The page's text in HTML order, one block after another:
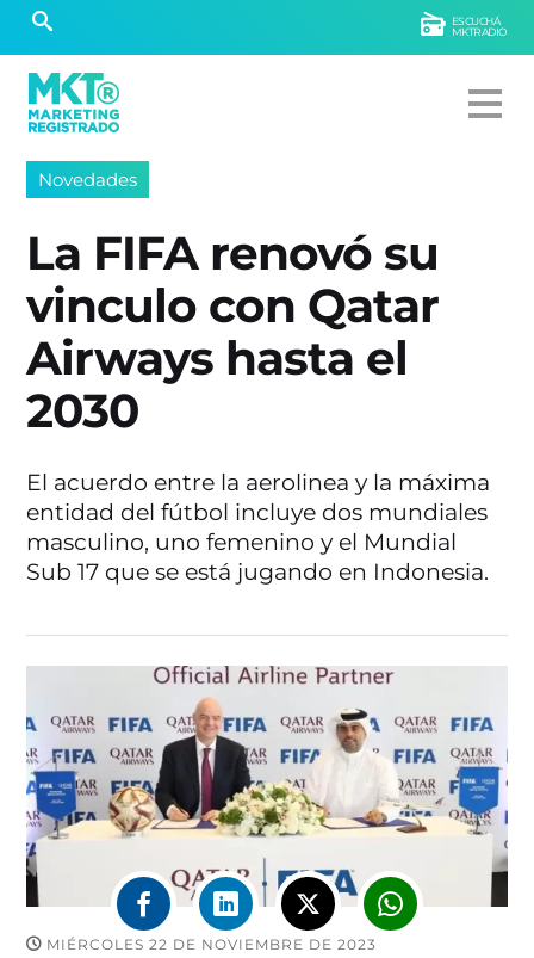
ESCUCHÁ
MKTRADIO
Novedades
La FIFA renovó su
vinculo con Qatar
Airways hasta el
2030
El acuerdo entre la aerolinea y la máxima
entidad del fútbol incluye dos mundiales
masculino, uno femenino y el Mundial
Sub 17 que se está jugando en Indonesia.
MIÉRCOLES 22 DE NOVIEMBRE DE 2023